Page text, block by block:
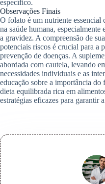
específico.
Observações Finais
O folato é um nutriente essencial
na saúde humana,
a gravidez. A compreensão de
potenciais riscos é crucial para a
prevenção de doenças. A
abordada com cautela, levando
necessidades individuais e as
educação sobre a importância do
dieta equilibrada rica em
estratégias eficazes para garantir